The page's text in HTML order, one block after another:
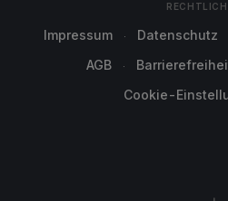
Impressum Datenschutz
AGB
Cookie-